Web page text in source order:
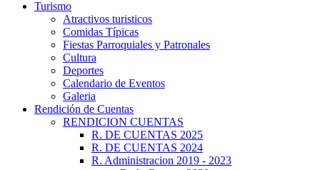
Turismo
Atractivos turisticos
Comidas Típicas
Fiestas Parroquiales y Patronales
Cultura
Deportes
Calendario de Eventos
Galeria
Rendición de Cuentas
RENDICION CUENTAS
R. DE CUENTAS 2025
R. DE CUENTAS 2024
R. Administracion 2019 - 2023